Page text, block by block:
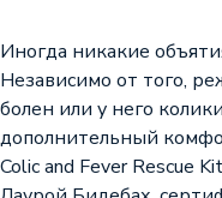
Иногда никакие
Независимо от того,
болен или у него
дополнительный
Colic and Fever Rescue